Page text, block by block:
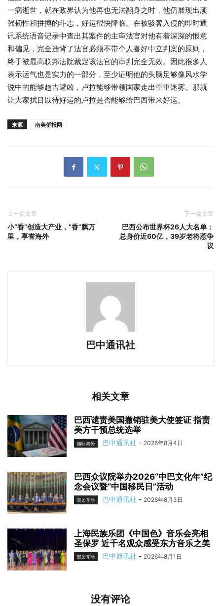
一病逝世，就在政界认为他再也无法翻身之时，他仍展现出顽
强韧性和拼搏的斗志，好运很快降临。在被骇客入侵的即时通
讯系统语音记录中查出其案件的主审法官对他有着深深的恨意
和偏见，完全违背了法官必须不带个人喜好中立判案的原则，
终于被最高联邦法院裁定该法官的审判完全无效。因此很多人
表示运气也是实力的一部分，至少证明他的头脑足够像风水学
说中的能够趋吉避凶，卢拉能够带领国家走出重重迷雾。那就
让大家拭目以待好运的卢拉是否能够给巴西带来好运。
来源 南美侨报网
上一篇文章
小“香”创造大产业，“香”飘万
里，享誉海外
下一篇文章
巴西公布世界杯26人大名单：
总身价近60亿，39岁老将惹争
议
巴中通讯社
相关文章
巴西谴责美国撤销驻美大使签证 指责
美方干预总统选举
国际局势 巴中通讯社 - 2026年8月4日
巴西众议院举办2026“中巴文化年”纪
念会议暨“中国移民日”活动
双边互动 巴中通讯社 - 2026年8月3日
上海民族乐团《中国色》音乐会亮相
圣保罗 近千名观众感受东方音乐之美
双边互动 巴中通讯社 - 2026年8月1日
没有评论